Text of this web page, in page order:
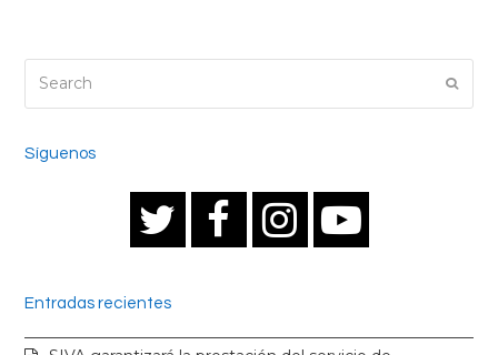
Síguenos
i
c
s
Y
u
Entradas recientes